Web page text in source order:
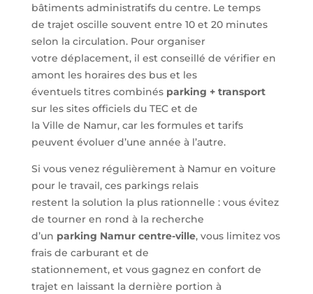
bâtiments administratifs du centre. Le temps
de trajet oscille souvent entre 10 et 20 minutes
selon la circulation. Pour organiser
votre déplacement, il est conseillé de vérifier en
amont les horaires des bus et les
éventuels titres combinés parking + transport
sur les sites officiels du TEC et de
la Ville de Namur, car les formules et tarifs
peuvent évoluer d’une année à l’autre.
Si vous venez régulièrement à Namur en voiture
pour le travail, ces parkings relais
restent la solution la plus rationnelle : vous évitez
de tourner en rond à la recherche
d’un parking Namur centre-ville, vous limitez vos
frais de carburant et de
stationnement, et vous gagnez en confort de
trajet en laissant la dernière portion à